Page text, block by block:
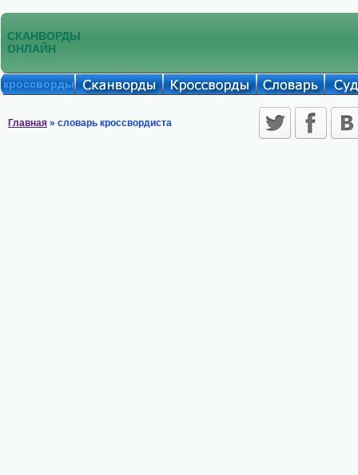
СКАНВОРДЫ
ОНЛАЙН
кроссворды
Главная » словарь кроссвордиста